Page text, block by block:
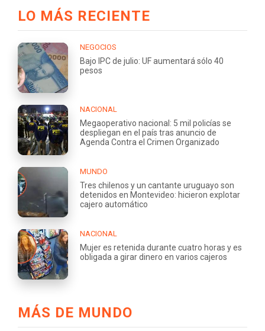
LO MÁS RECIENTE
NEGOCIOS
Bajo IPC de julio: UF aumentará sólo 40
pesos
NACIONAL
Megaoperativo nacional: 5 mil policías se
despliegan en el país tras anuncio de
Agenda Contra el Crimen Organizado
MUNDO
Tres chilenos y un cantante uruguayo son
detenidos en Montevideo: hicieron explotar
cajero automático
NACIONAL
Mujer es retenida durante cuatro horas y es
obligada a girar dinero en varios cajeros
MÁS DE MUNDO